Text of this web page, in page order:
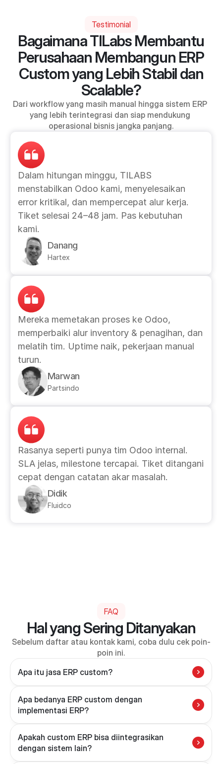
Testimonial
Bagaimana TILabs Membantu
Perusahaan Membangun ERP
Custom yang Lebih Stabil dan
Scalable?
Dari workflow yang masih manual hingga sistem ERP
yang lebih terintegrasi dan siap mendukung
operasional bisnis jangka panjang.
Dalam hitungan minggu, TILABS
menstabilkan Odoo kami, menyelesaikan
error kritikal, dan mempercepat alur kerja.
Tiket selesai 24–48 jam. Pas kebutuhan
kami.
Danang
Hartex
Mereka memetakan proses ke Odoo,
memperbaiki alur inventory & penagihan, dan
melatih tim. Uptime naik, pekerjaan manual
turun.
Marwan
Partsindo
Rasanya seperti punya tim Odoo internal.
SLA jelas, milestone tercapai. Tiket ditangani
cepat dengan catatan akar masalah.
Didik
Fluidco
FAQ
Hal yang Sering Ditanyakan
Sebelum daftar atau kontak kami, coba dulu cek poin-
poin ini.
Apa bedanya ERP custom dengan
Apakah custom ERP bisa diintegrasikan